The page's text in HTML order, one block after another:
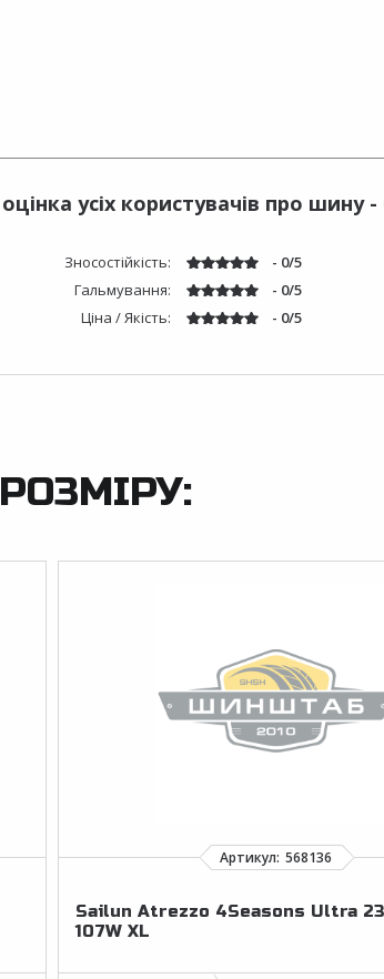
усіх користувачів про шину -
Зносостійкість:
- 0/5
Гальмування:
- 0/5
Ціна / Якість:
- 0/5
Sailun Atrezzo 4Seasons Ultra
107W XL